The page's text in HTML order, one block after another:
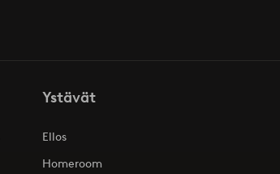
Ystävät
Ellos
Homeroom